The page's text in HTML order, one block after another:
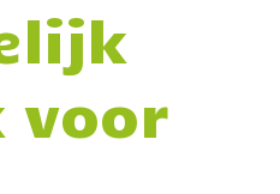
voor